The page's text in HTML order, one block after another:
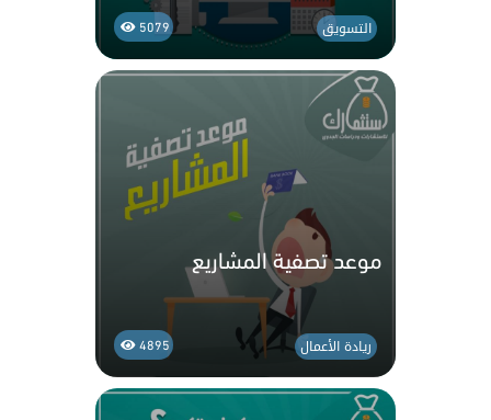
5079 التسويق
موعد تصفية المشاريع
4895 ريادة الأعمال